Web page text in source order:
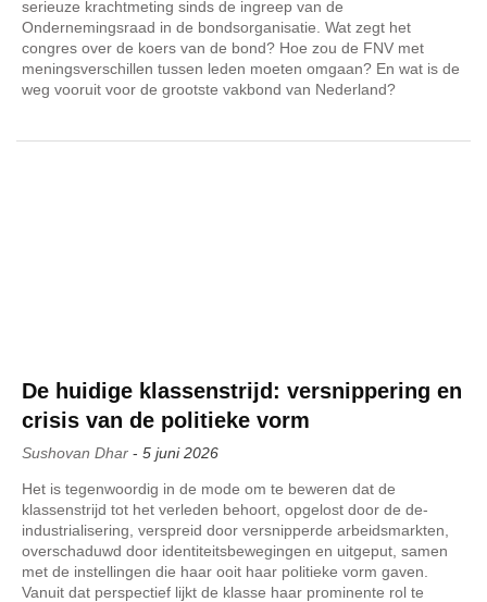
serieuze krachtmeting sinds de ingreep van de
Ondernemingsraad in de bondsorganisatie. Wat zegt het
congres over de koers van de bond? Hoe zou de FNV met
meningsverschillen tussen leden moeten omgaan? En wat is de
weg vooruit voor de grootste vakbond van Nederland?
De huidige klassenstrijd: versnippering en
crisis van de politieke vorm
Sushovan Dhar - 5 juni 2026
Het is tegenwoordig in de mode om te beweren dat de
klassenstrijd tot het verleden behoort, opgelost door de de-
industrialisering, verspreid door versnipperde arbeidsmarkten,
overschaduwd door identiteitsbewegingen en uitgeput, samen
met de instellingen die haar ooit haar politieke vorm gaven.
Vanuit dat perspectief lijkt de klasse haar prominente rol te